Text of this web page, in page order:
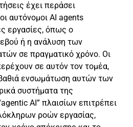
έχει περάσει
αυτόνομοι AI agents
εργασίες, όπως ο
ή η ανάλυση των
σε πραγματικό χρόνο. Οι
σε αυτόν τον τομέα,
ενσωμάτωση αυτών των
συστήματα της
AI” πλαισίων επιτρέπει
ροών εργασίας,